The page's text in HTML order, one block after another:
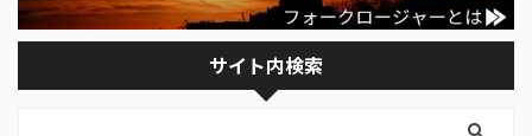
サイト内検索